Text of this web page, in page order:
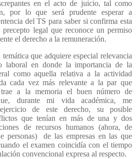
en el acto de juicio, tal como
por lo que será prudente esperar a
del TS para saber si confirma esta
legal que reconoce un permiso
el derecho a la remuneración.
que adquiere especial relevancia
laboral en donde la importancia de la
como aquella relativa a la actividad
cada vez más relevante a la par que
trae a la memoria el buen número de
durante mi vida académica, me
de este derecho, su posible
que tenían en más de una y dos
de recursos humanos (ahora, de
personas)
de las empresas en las que
el examen coincidía con el tiempo
convencional expresa al respecto.